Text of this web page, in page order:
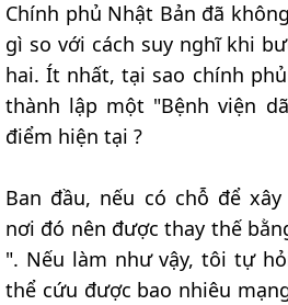
Chính phủ Nhật Bản đã
gì so với cách suy nghĩ khi
hai. Ít nhất, tại sao chính
thành lập một "Bệnh viện
điểm hiện tại ?
Ban đầu, nếu có chỗ để
nơi đó nên được thay thế
". Nếu làm như vậy, tôi tự
thể cứu được bao nhiêu